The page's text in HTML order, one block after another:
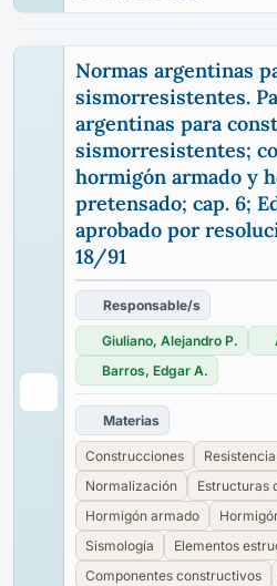
Normas argentinas
sismorresistentes.
argentinas para
sismorresistentes;
hormigón armado y
pretensado; cap. 6;
aprobado por
18/91
Responsable/s
Giuliano, Alejandro P.
Barros, Edgar A.
Materias
Construcciones
Normalización
Estructuras
Hormigón armado
Sismología
Elementos
Componentes constructivos